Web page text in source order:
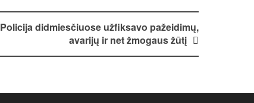
Policija didmiesčiuose užfiksavo pažeidimų,
avarijų ir net žmogaus žūtį